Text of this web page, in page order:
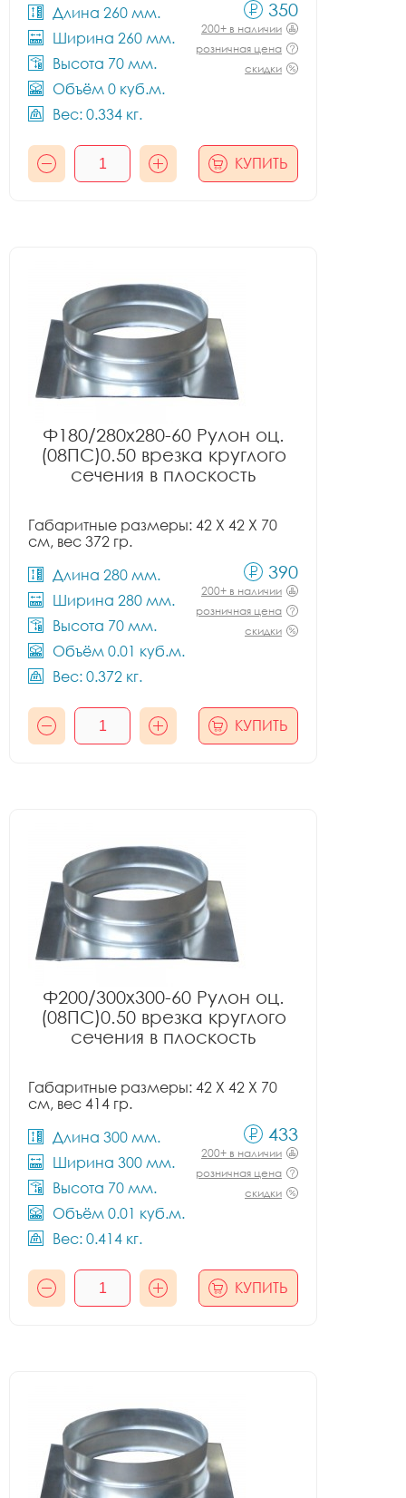
Длина 260 мм.
Ширина 260 мм.
Высота 70 мм.
Объём 0 куб.м.
Вес: 0.334 кг.
350
200+ в наличии
розничная цена
скидки
КУПИТЬ
Ф180/280x280-60 Рулон оц.
(08ПС)0.50 врезка круглого
сечения в плоскость
Габаритные размеры: 42 X 42 X 70
см, вес 372 гр.
Длина 280 мм.
Ширина 280 мм.
Высота 70 мм.
Объём 0.01 куб.м.
Вес: 0.372 кг.
390
200+ в наличии
розничная цена
скидки
КУПИТЬ
Ф200/300x300-60 Рулон оц.
(08ПС)0.50 врезка круглого
сечения в плоскость
Габаритные размеры: 42 X 42 X 70
см, вес 414 гр.
Длина 300 мм.
Ширина 300 мм.
Высота 70 мм.
Объём 0.01 куб.м.
Вес: 0.414 кг.
433
200+ в наличии
розничная цена
скидки
КУПИТЬ